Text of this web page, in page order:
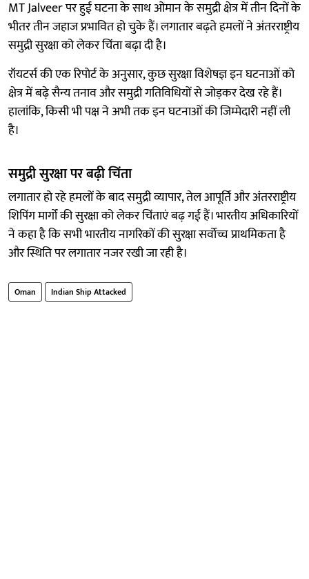
MT Jalveer पर हुई घटना के साथ ओमान के समुद्री क्षेत्र में तीन दिनों के
भीतर तीन जहाज प्रभावित हो चुके हैं। लगातार बढ़ते हमलों ने अंतरराष्ट्रीय
समुद्री सुरक्षा को लेकर चिंता बढ़ा दी है।
रॉयटर्स की एक रिपोर्ट के अनुसार, कुछ सुरक्षा विशेषज्ञ इन घटनाओं को
क्षेत्र में बढ़े सैन्य तनाव और समुद्री गतिविधियों से जोड़कर देख रहे हैं।
हालांकि, किसी भी पक्ष ने अभी तक इन घटनाओं की जिम्मेदारी नहीं ली
है।
समुद्री सुरक्षा पर बढ़ी चिंता
लगातार हो रहे हमलों के बाद समुद्री व्यापार, तेल आपूर्ति और अंतरराष्ट्रीय
शिपिंग मार्गों की सुरक्षा को लेकर चिंताएं बढ़ गई हैं। भारतीय अधिकारियों
ने कहा है कि सभी भारतीय नागरिकों की सुरक्षा सर्वोच्च प्राथमिकता है
और स्थिति पर लगातार नजर रखी जा रही है।
Oman Indian Ship Attacked